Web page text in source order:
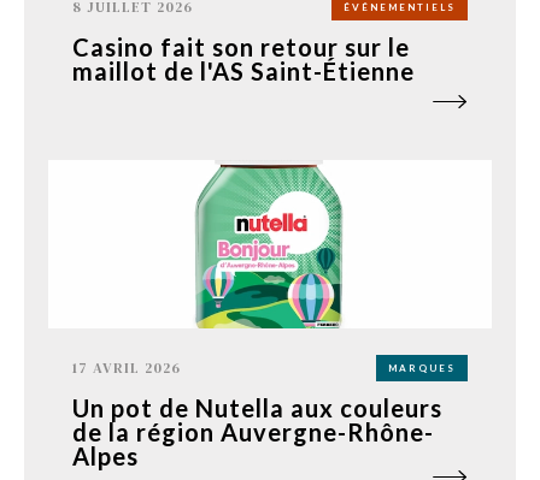
8 JUILLET 2026 ÉVÉNEMENTIELS
Casino fait son retour sur le
maillot de l'AS Saint-Étienne
17 AVRIL 2026 MARQUES
Un pot de Nutella aux couleurs
de la région Auvergne-Rhône-
Alpes